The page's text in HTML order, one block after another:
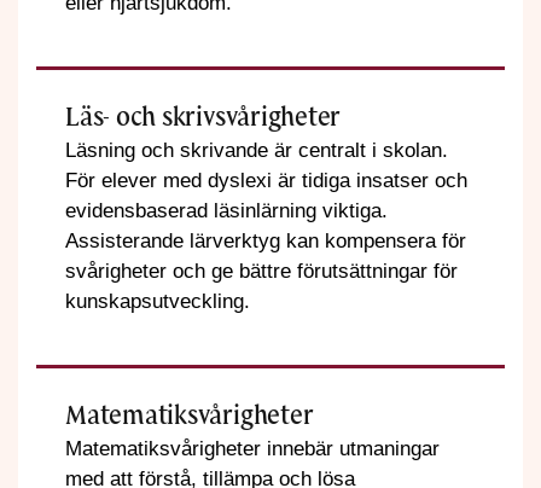
Läs- och skrivsvårigheter
Läsning och skrivande är centralt i skolan.
För elever med dyslexi är tidiga insatser och
evidensbaserad läsinlärning viktiga.
Assisterande lärverktyg kan kompensera för
svårigheter och ge bättre förutsättningar för
kunskapsutveckling.
Matematiksvårigheter
Matematiksvårigheter innebär utmaningar
med att förstå, tillämpa och lösa